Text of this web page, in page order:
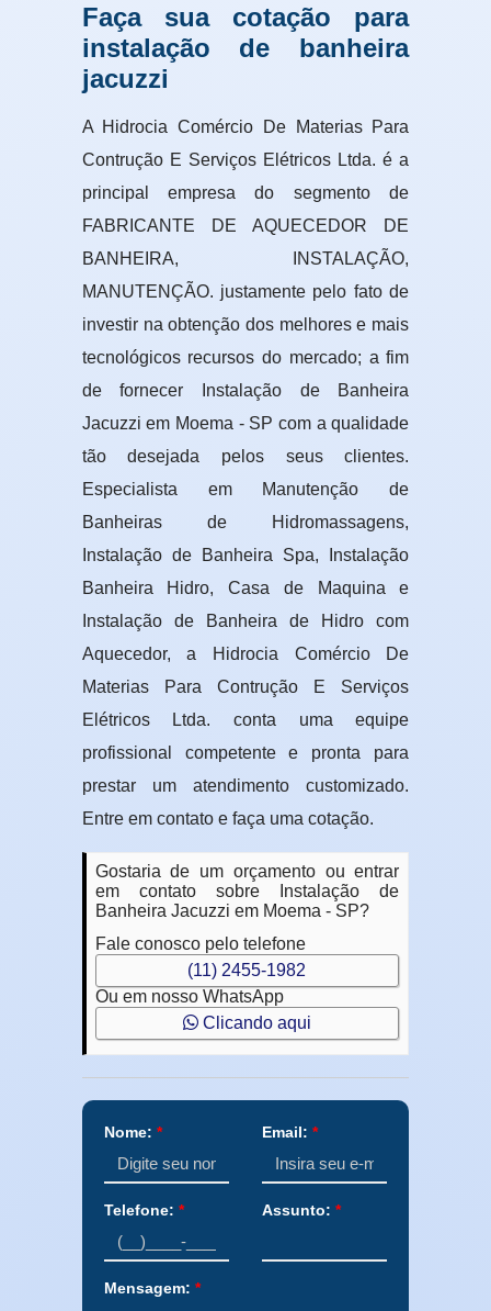
Faça sua cotação para
instalação de banheira
jacuzzi
A Hidrocia Comércio De Materias Para
Contrução E Serviços Elétricos Ltda. é a
principal empresa do segmento de
FABRICANTE DE AQUECEDOR DE
BANHEIRA, INSTALAÇÃO,
MANUTENÇÃO. justamente pelo fato de
investir na obtenção dos melhores e mais
tecnológicos recursos do mercado; a fim
de fornecer Instalação de Banheira
Jacuzzi em Moema - SP com a qualidade
tão desejada pelos seus clientes.
Especialista em Manutenção de
Banheiras de Hidromassagens,
Instalação de Banheira Spa, Instalação
Banheira Hidro, Casa de Maquina e
Instalação de Banheira de Hidro com
Aquecedor, a Hidrocia Comércio De
Materias Para Contrução E Serviços
Elétricos Ltda. conta uma equipe
profissional competente e pronta para
prestar um atendimento customizado.
Entre em contato e faça uma cotação.
Gostaria de um orçamento ou entrar
em contato sobre Instalação de
Banheira Jacuzzi em Moema - SP?
Fale conosco pelo telefone
(11) 2455-1982
Ou em nosso WhatsApp
Clicando aqui
Nome: * Email: *
Telefone: * Assunto: *
Mensagem: *